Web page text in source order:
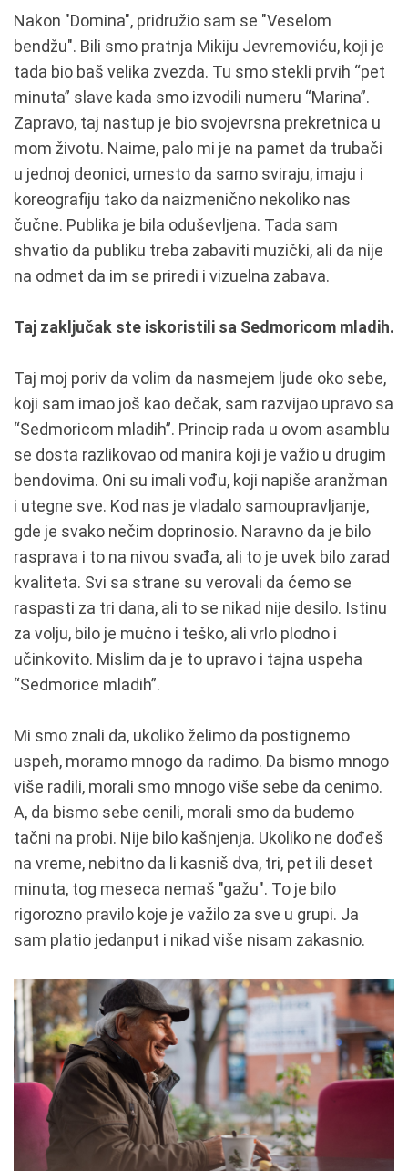
Nakon "Domina", pridružio sam se "Veselom
bendžu". Bili smo pratnja Mikiju Jevremoviću, koji je
tada bio baš velika zvezda. Tu smo stekli prvih “pet
minuta” slave kada smo izvodili numeru “Marina”.
Zapravo, taj nastup je bio svojevrsna prekretnica u
mom životu. Naime, palo mi je na pamet da trubači
u jednoj deonici, umesto da samo sviraju, imaju i
koreografiju tako da naizmenično nekoliko nas
čučne. Publika je bila oduševljena. Tada sam
shvatio da publiku treba zabaviti muzički, ali da nije
na odmet da im se priredi i vizuelna zabava.
Taj zaključak ste iskoristili sa Sedmoricom mladih.
Taj moj poriv da volim da nasmejem ljude oko sebe,
koji sam imao još kao dečak, sam razvijao upravo sa
“Sedmoricom mladih”. Princip rada u ovom asamblu
se dosta razlikovao od manira koji je važio u drugim
bendovima. Oni su imali vođu, koji napiše aranžman
i utegne sve. Kod nas je vladalo samoupravljanje,
gde je svako nečim doprinosio. Naravno da je bilo
rasprava i to na nivou svađa, ali to je uvek bilo zarad
kvaliteta. Svi sa strane su verovali da ćemo se
raspasti za tri dana, ali to se nikad nije desilo. Istinu
za volju, bilo je mučno i teško, ali vrlo plodno i
učinkovito. Mislim da je to upravo i tajna uspeha
“Sedmorice mladih”.
Mi smo znali da, ukoliko želimo da postignemo
uspeh, moramo mnogo da radimo. Da bismo mnogo
više radili, morali smo mnogo više sebe da cenimo.
A, da bismo sebe cenili, morali smo da budemo
tačni na probi. Nije bilo kašnjenja. Ukoliko ne dođeš
na vreme, nebitno da li kasniš dva, tri, pet ili deset
minuta, tog meseca nemaš "gažu". To je bilo
rigorozno pravilo koje je važilo za sve u grupi. Ja
sam platio jedanput i nikad više nisam zakasnio.